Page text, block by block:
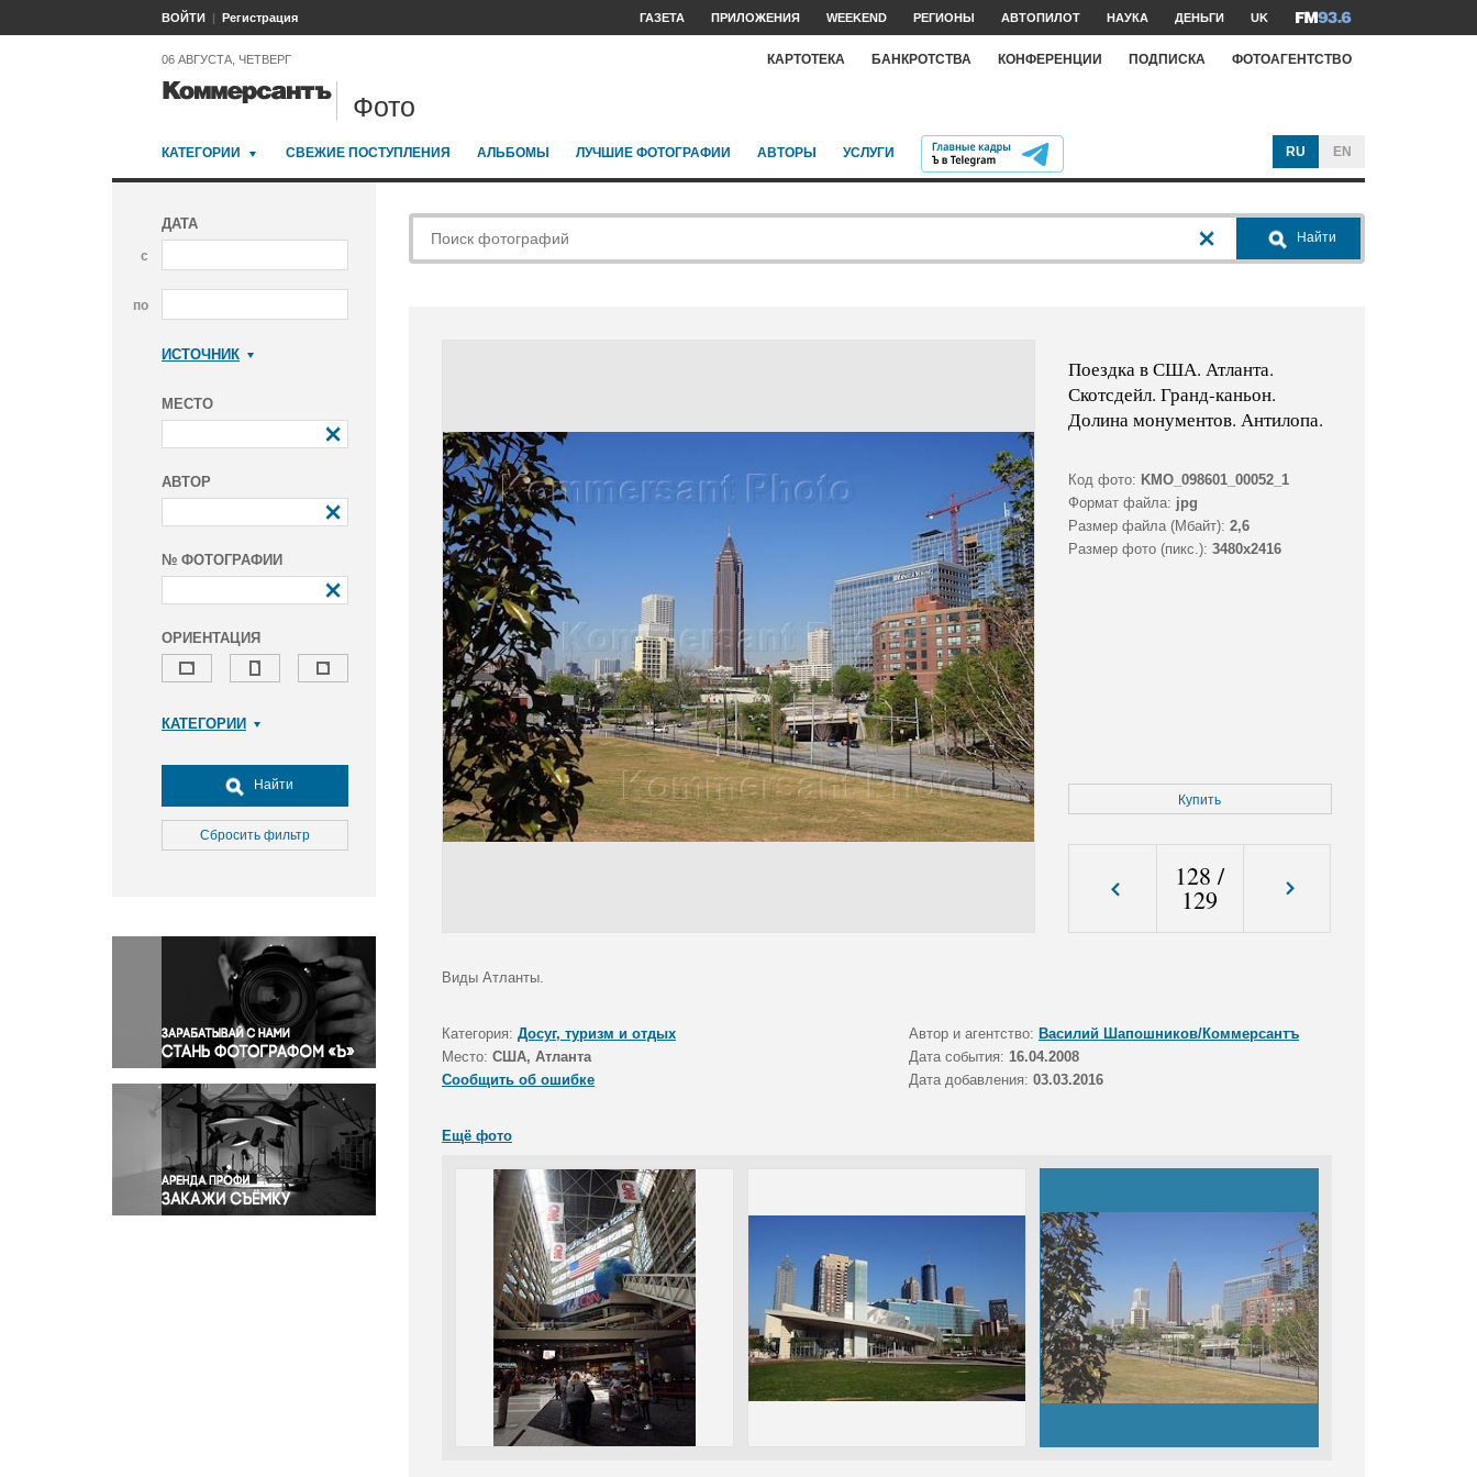
ВОЙТИ Регистрация ГАЗЕТА ПРИЛОЖЕНИЯ WEEKEND РЕГИОНЫ АВТОПИЛОТ НАУКА ДЕНЬГИ UK
06 АВГУСТА, ЧЕТВЕРГ КАРТОТЕКА БАНКРОТСТВА КОНФЕРЕНЦИИ ПОДПИСКА ФОТОАГЕНТСТВО
Фото
КАТЕГОРИИ СВЕЖИЕ ПОСТУПЛЕНИЯ АЛЬБОМЫ ЛУЧШИЕ ФОТОГРАФИИ АВТОРЫ УСЛУГИ RU EN
ДАТА
с
по
ИСТОЧНИК
МЕСТО
АВТОР
№ ФОТОГРАФИИ
ОРИЕНТАЦИЯ
КАТЕГОРИИ
Досуг, туризм и отдых
Культура
Медицина
Окружающая среда
Политика
Правосудие
Происшествия и конфликты
Религия
Светская жизнь
Спорт
Экология
Экономика и бизнес
Найти
Сбросить фильтр
Найти
Поездка в США. Атланта.
Скотсдейл. Гранд-каньон.
Долина монументов. Антилопа.
Код фото: KMO_098601_00052_1
Формат файла: jpg
Размер файла (Мбайт): 2,6
Размер фото (пикс.): 3480x2416
Купить
128 /
129
Виды Атланты.
Категория: Досуг, туризм и отдых Автор и агентство: Василий Шапошников/Коммерсантъ
Место: США, Атланта Дата события: 16.04.2008
Сообщить об ошибке
Дата добавления: 03.03.2016
Ещё фото